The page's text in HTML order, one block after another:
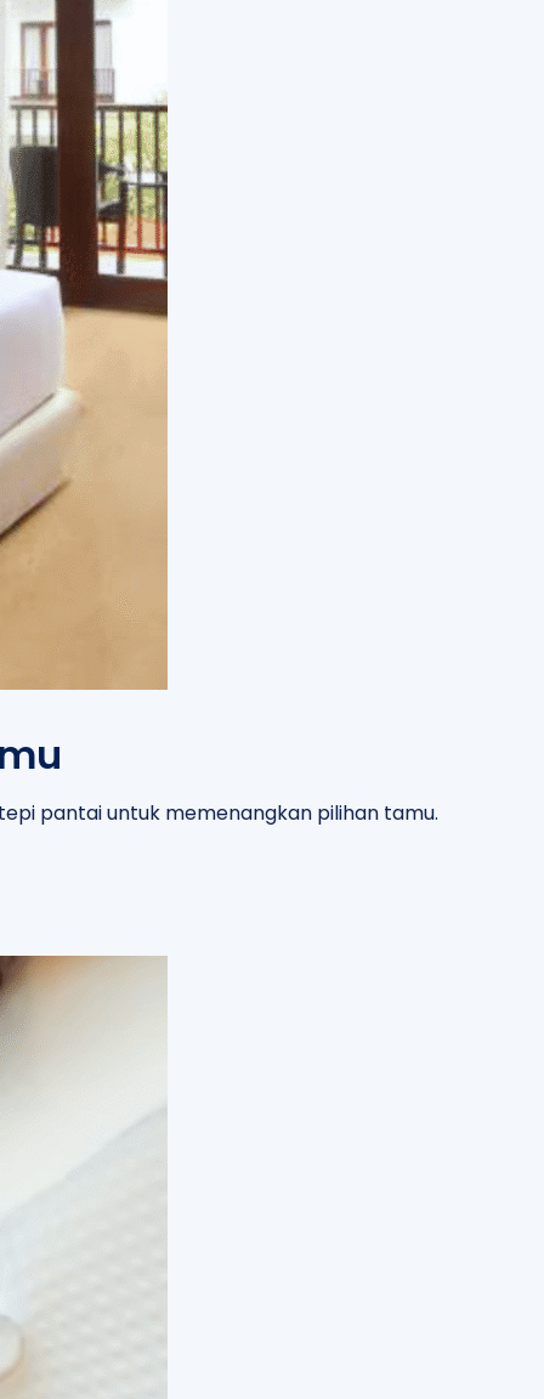
pantai untuk memenangkan pilihan tamu.